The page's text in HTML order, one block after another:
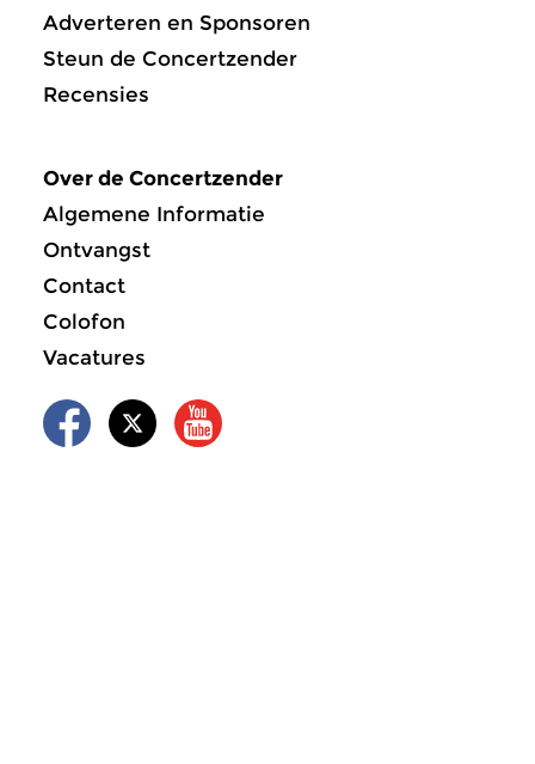
Adverteren en Sponsoren
Steun de Concertzender
Recensies
Over de Concertzender
Algemene Informatie
Ontvangst
Contact
Colofon
Vacatures